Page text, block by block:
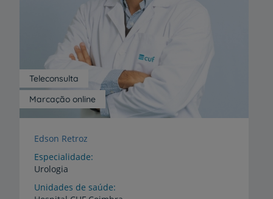
Marcação online
Teleconsulta
Edson Retroz
Especialidade
Urologia
Unidades de saúde